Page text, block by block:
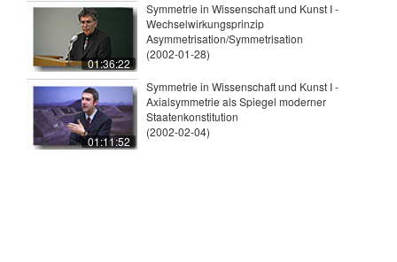
01:36:22
Symmetrie in Wissenschaft und Kunst I -
Wechselwirkungsprinzip
Asymmetrisation/Symmetrisation
(2002-01-28)
01:11:52
Symmetrie in Wissenschaft und Kunst I -
Axialsymmetrie als Spiegel moderner
Staatenkonstitution
(2002-02-04)